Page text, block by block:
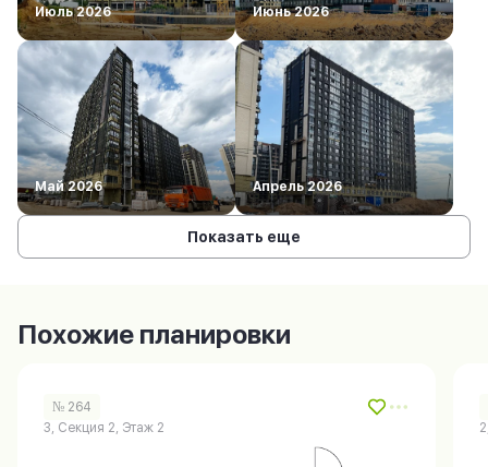
Июль 2026 Июнь 2026
Май 2026 Апрель 2026
Показать еще
Похожие планировки
№ 264
3, Секция 2, Этаж 2